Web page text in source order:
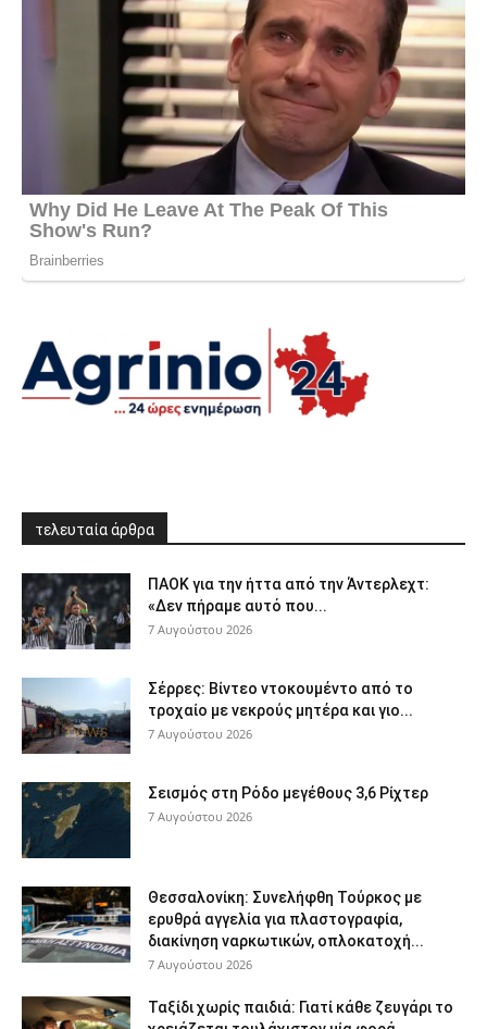
τελευταία άρθρα
ΠΑΟΚ για την ήττα από την Άντερλεχτ:
«Δεν πήραμε αυτό που...
7 Αυγούστου 2026
Σέρρες: Βίντεο ντοκουμέντο από το
τροχαίο με νεκρούς μητέρα και γιο...
7 Αυγούστου 2026
Σεισμός στη Ρόδο μεγέθους 3,6 Ρίχτερ
7 Αυγούστου 2026
Θεσσαλονίκη: Συνελήφθη Τούρκος με
ερυθρά αγγελία για πλαστογραφία,
διακίνηση ναρκωτικών, οπλοκατοχή...
7 Αυγούστου 2026
Ταξίδι χωρίς παιδιά: Γιατί κάθε ζευγάρι το